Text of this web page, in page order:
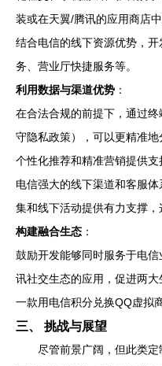
装或在天翼/腾讯的应用商店中
结合电信的线下资源优势，
务、营业厅快捷服务等。
利用数据与渠道优势 ：
在合法合规的前提下，通过
守隐私政策），可以更精准地
个性化推荐和精准营销提供支
电信强大的线下渠道和客服
集和线下活动提供有力支撑，
构建融合生态 ：
鼓励开发能够同时服务于电
讯社交生态的应用，促进两
一款用电信积分兑换QQ虚拟
三、 挑战与展望
尽管前景广阔，但此类